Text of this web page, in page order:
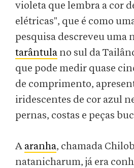
violeta que lembra a cor
elétricas", que é como
pesquisa descreveu uma
tarântula no sul da
que pode medir quase
de comprimento,
iridescentes de cor azul
pernas, costas e peças
A aranha, chamada
natanicharum, já era